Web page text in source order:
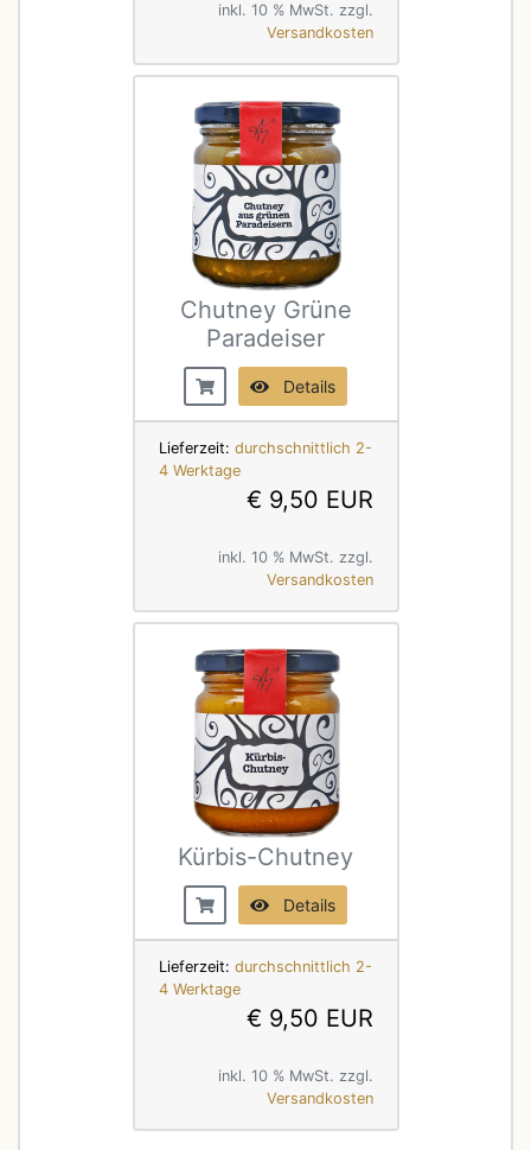
inkl. 10 % MwSt. zzgl.
Versandkosten
Chutney Grüne
Paradeiser
Details
Lieferzeit: durchschnittlich 2-
4 Werktage
€ 9,50 EUR
inkl. 10 % MwSt. zzgl.
Versandkosten
Kürbis-Chutney
Details
Lieferzeit: durchschnittlich 2-
4 Werktage
€ 9,50 EUR
inkl. 10 % MwSt. zzgl.
Versandkosten